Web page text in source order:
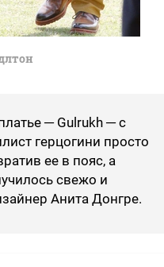
─ Gulrukh ─ с
герцогини просто
ее в пояс, а
свежо и
Анита Донгре.